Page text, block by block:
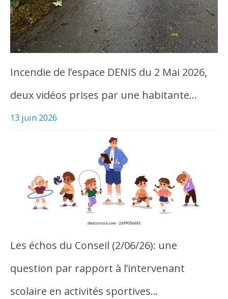
Incendie de l’espace DENIS du 2 Mai 2026,
deux vidéos prises par une habitante…
13 juin 2026
Les échos du Conseil (2/06/26): une
question par rapport à l’intervenant
scolaire en activités sportives…